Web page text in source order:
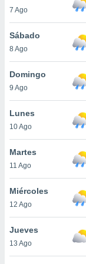
más
nuestra
y
de
disponible
cookies
aceptar
7 Ago
Sábado
8 Ago
Domingo
9 Ago
Lunes
10 Ago
Martes
11 Ago
Miércoles
12 Ago
Jueves
13 Ago